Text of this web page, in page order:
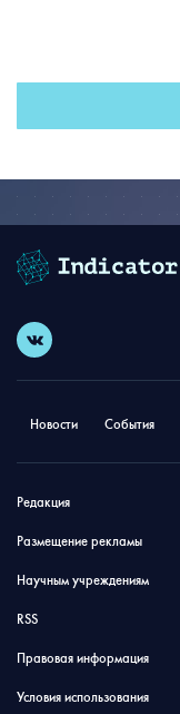
Новости События
Редакция
Размещение рекламы
Научным учреждениям
RSS
Правовая информация
Условия использования